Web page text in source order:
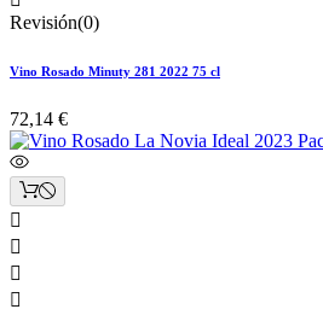
Revisión(0)
Vino Rosado Minuty 281 2022 75 cl
72,14 €



